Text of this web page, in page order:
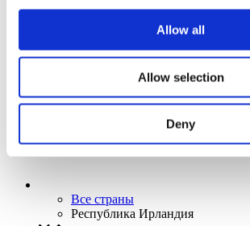
Allow all
Allow selection
Deny
Наше спецпредложение
Без поджанра
Все страны
Республика Ирландия